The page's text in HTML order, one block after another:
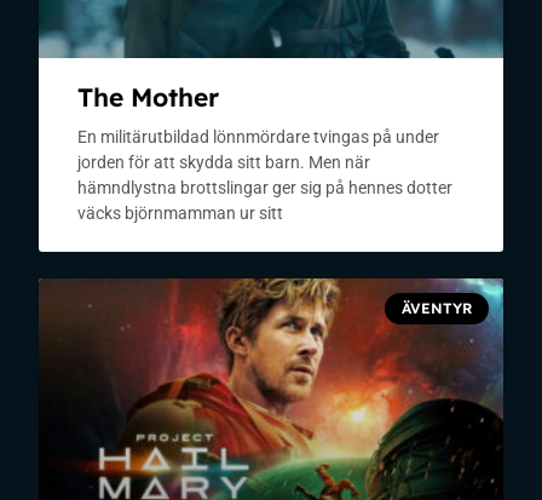
The Mother
En militärutbildad lönnmördare tvingas på under
jorden för att skydda sitt barn. Men när
hämndlystna brottslingar ger sig på hennes dotter
väcks björnmamman ur sitt
ÄVENTYR